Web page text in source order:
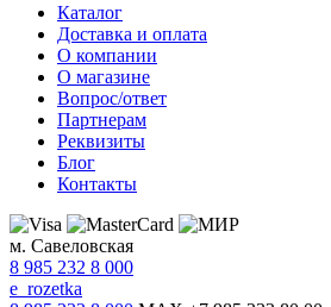
Каталог
Доставка и оплата
О компании
О магазине
Вопрос/ответ
Партнерам
Реквизиты
Блог
Контакты
м. Савеловская
8 985 232 8 000
e_rozetka